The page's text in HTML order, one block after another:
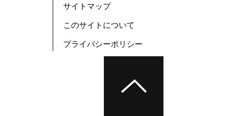
サイトマップ
このサイトについて
プライバシーポリシー